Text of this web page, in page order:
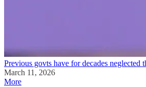
Previous govts have for decades
March 11, 2026
More